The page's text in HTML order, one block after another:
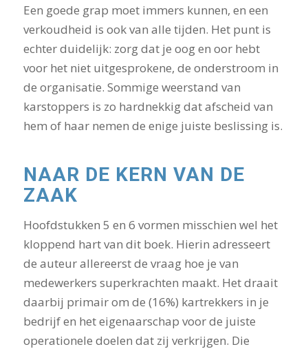
Een goede grap moet immers kunnen, en een
verkoudheid is ook van alle tijden. Het punt is
echter duidelijk: zorg dat je oog en oor hebt
voor het niet uitgesprokene, de onderstroom in
de organisatie. Sommige weerstand van
karstoppers is zo hardnekkig dat afscheid van
hem of haar nemen de enige juiste beslissing is.
NAAR DE KERN VAN DE
ZAAK
Hoofdstukken 5 en 6 vormen misschien wel het
kloppend hart van dit boek. Hierin adresseert
de auteur allereerst de vraag hoe je van
medewerkers superkrachten maakt. Het draait
daarbij primair om de (16%) kartrekkers in je
bedrijf en het eigenaarschap voor de juiste
operationele doelen dat zij verkrijgen. Die